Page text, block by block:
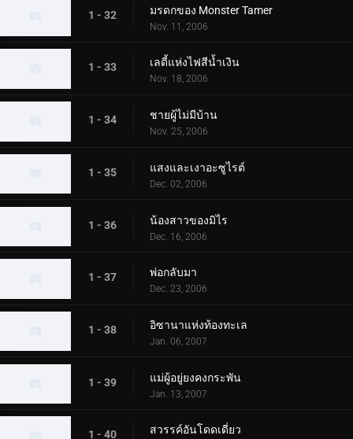
1 - 32 มรดกของ Monster Tamer
Nov. 11, 2006
1 - 33 เลดี้แห่งไฟสีน้ำเงิน
Nov. 18, 2006
1 - 34 ชายผู้ไม่มีบ้าน
Nov. 25, 2006
1 - 35 แสงและเงาอะซูไรต์
Dec. 02, 2006
1 - 36 น้องสาวของมิไร
Dec. 16, 2006
1 - 37 พ่อกลับมา
Dec. 23, 2006
1 - 38 อิซานาแห่งท้องทะเล
Jan. 06, 2007
1 - 39 แม่ผู้อยู่ยงคงกระพัน
Jan. 13, 2007
1 - 40 สวรรค์อันโดดเดี่ยว